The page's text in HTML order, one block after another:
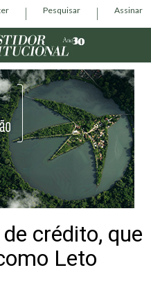
Pesquisar Assinar
crédito, que
Leto